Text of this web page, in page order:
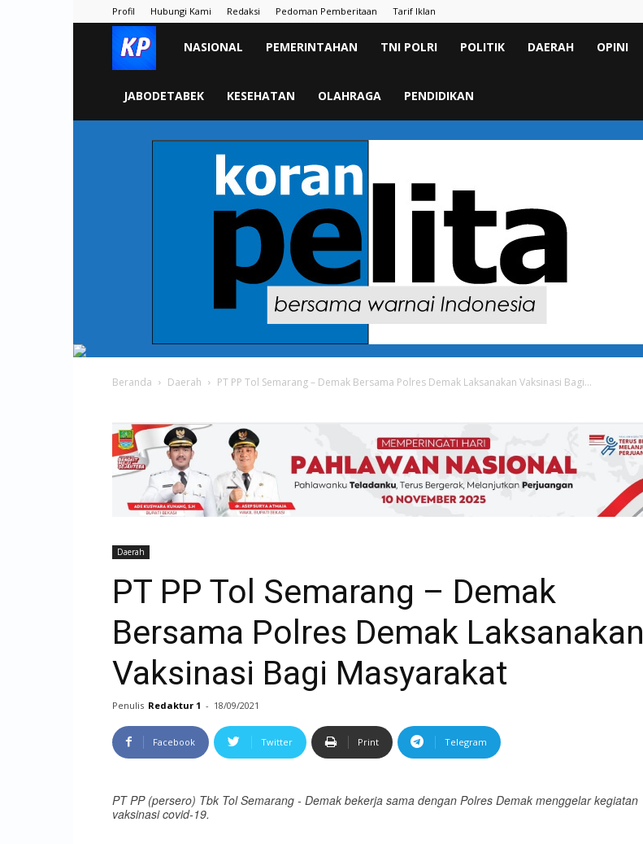
Profil Hubungi Kami Redaksi Pedoman Pemberitaan Tarif Iklan
KORAN
PELITA
NASIONAL PEMERINTAHAN TNI POLRI POLITIK DAERAH OPINI
JABODETABEK KESEHATAN OLAHRAGA PENDIDIKAN
Beranda Daerah PT PP Tol Semarang – Demak Bersama Polres Demak Laksanakan Vaksinasi Bagi...
Daerah
PT PP Tol Semarang – Demak
Bersama Polres Demak Laksanakan
Vaksinasi Bagi Masyarakat
Penulis Redaktur 1 - 18/09/2021
Facebook Twitter Print Telegram
PT PP (persero) Tbk Tol Semarang - Demak bekerja sama dengan Polres Demak menggelar kegiatan
vaksinasi covid-19.